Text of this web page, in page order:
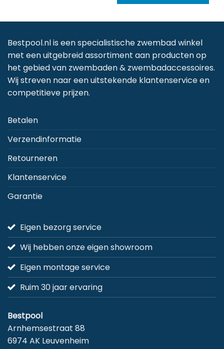
variaties.
optie
kan
gekozen
worden
Bestpool.nl is een specialistische zwembad winkel
met een uitgebreid assortiment aan producten op
het gebied van zwembaden & zwembadaccessoires.
Wij streven naar een uitstekende klantenservice en
competitieve prijzen.
Betalen
Verzendinformatie
Retourneren
Klantenservice
Garantie
Eigen bezorg service
Wij hebben onze eigen showroom
Eigen montage service
Ruim 30 jaar ervaring
Bestpool
Arnhemsestraat 88
6974 AK Leuvenheim